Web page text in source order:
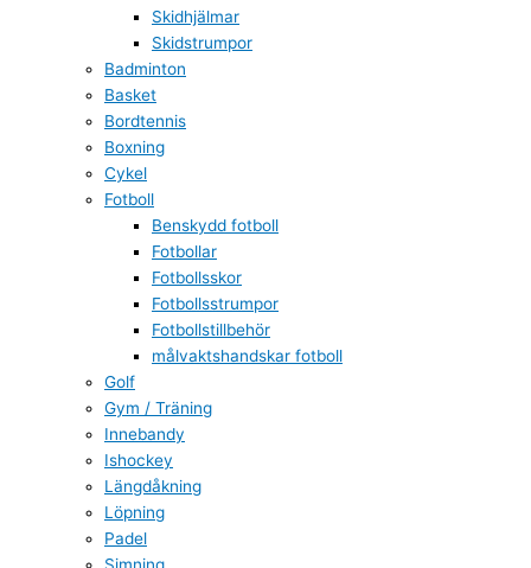
Skidhjälmar
Skidstrumpor
Badminton
Basket
Bordtennis
Boxning
Cykel
Fotboll
Benskydd fotboll
Fotbollar
Fotbollsskor
Fotbollsstrumpor
Fotbollstillbehör
målvaktshandskar fotboll
Golf
Gym / Träning
Innebandy
Ishockey
Längdåkning
Löpning
Padel